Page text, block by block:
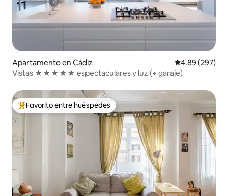
Apartamento en Cádiz Calificación
4.89 (297)
Vistas ★★★★★ espectaculares y luz (+ garaje)
Favorito entre huéspedes preferido
Favorito entre huéspedes